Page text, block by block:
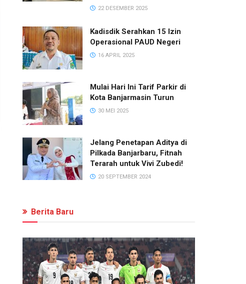
22 DESEMBER 2025
Kadisdik Serahkan 15 Izin
Operasional PAUD Negeri
16 APRIL 2025
Mulai Hari Ini Tarif Parkir di
Kota Banjarmasin Turun
30 MEI 2025
Jelang Penetapan Aditya di
Pilkada Banjarbaru, Fitnah
Terarah untuk Vivi Zubedi!
20 SEPTEMBER 2024
Berita Baru